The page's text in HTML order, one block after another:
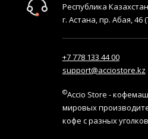
Республика
г. Астана, пр. Абая, 46
+7 778 133 44 00
support@acciostore.kz
©Accio Store -
мировых
кофе с разных